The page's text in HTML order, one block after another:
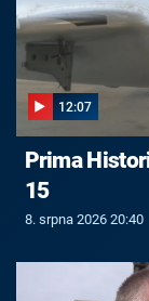
12:07
Prima
15
8. srpna 2026 20:40